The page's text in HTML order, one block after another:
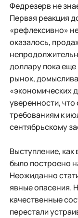
Федрезерв не
Первая реакция
«рефлексивно»
оказалось,
доллару пока
рынок,
«экономических
уверенности, что
требованиям к
сентябрьскому
Выступление,
было построено
Неожиданно
явные опасения.
качественные
перестали